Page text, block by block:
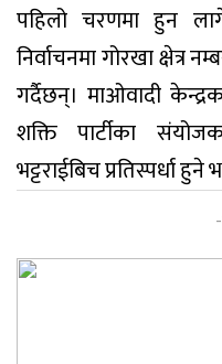
पहिलो चरणमा हुन
निर्वाचनमा गोरखा क्षेत्र
गर्दैछन्। माओवादी
शक्ति पार्टीका संयोजक
भट्टराईबिच प्रतिस्पर्धा